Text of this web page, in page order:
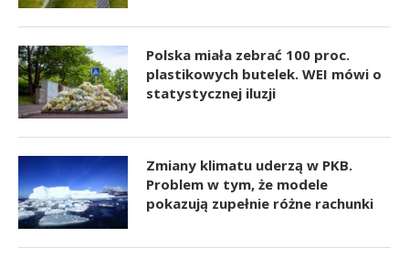
Polska miała zebrać 100 proc.
plastikowych butelek. WEI mówi o
statystycznej iluzji
Zmiany klimatu uderzą w PKB.
Problem w tym, że modele
pokazują zupełnie różne rachunki